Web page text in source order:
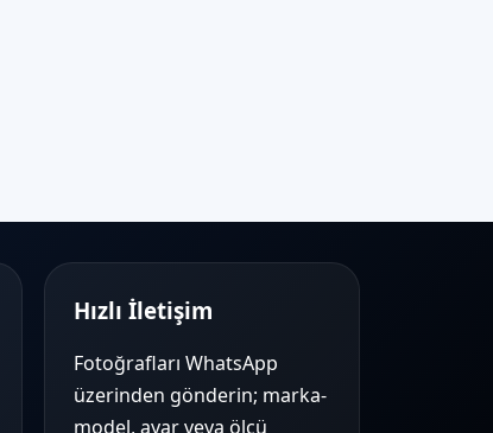
Hızlı İletişim
Fotoğrafları WhatsApp
üzerinden gönderin; marka-
model, ayar veya ölçü